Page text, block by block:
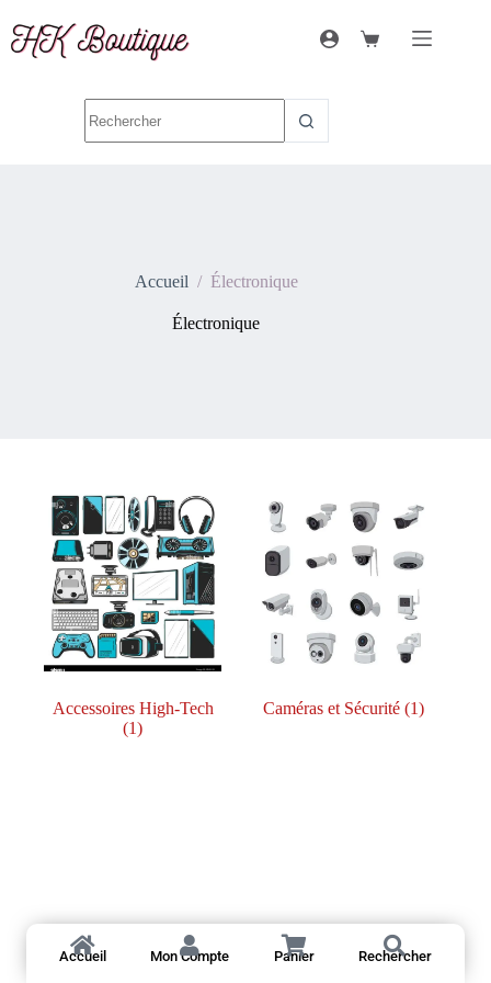
Accueil / Électronique
Électronique
Accessoires High-Tech
(1)
Caméras et Sécurité (1)
Accueil Mon Compte Panier Rechercher